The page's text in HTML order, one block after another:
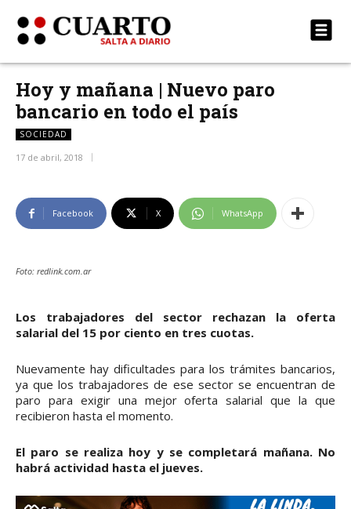
Hoy y mañana | Nuevo paro
bancario en todo el país
SOCIEDAD
17 de abril, 2018
Facebook X WhatsApp
Foto: redlink.com.ar
Los trabajadores del sector rechazan la oferta
salarial del 15 por ciento en tres cuotas.
Nuevamente hay dificultades para los trámites bancarios,
ya que los trabajadores de ese sector se encuentran de
paro para exigir una mejor oferta salarial que la que
recibieron hasta el momento.
El paro se realiza hoy y se completará mañana. No
habrá actividad hasta el jueves.